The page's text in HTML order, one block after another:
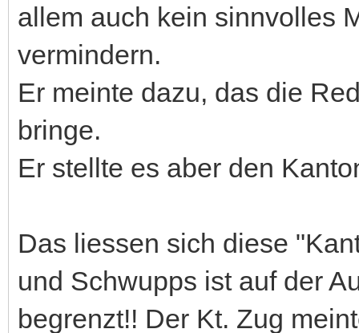
allem auch kein sinnvolles
vermindern.
Er meinte dazu, das die
bringe.
Er stellte es aber den
Das liessen sich diese
und Schwupps ist auf der
begrenzt!! Der Kt. Zug